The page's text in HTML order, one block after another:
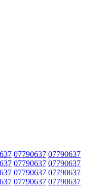
07790637 07790637
07790637 07790637
07790637 07790637
07790637 07790637